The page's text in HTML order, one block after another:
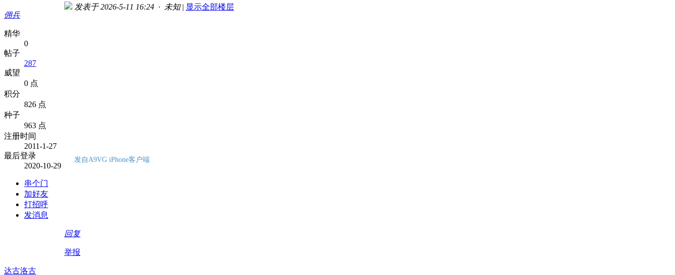
佣兵
精华
0
帖子
287
威望
0 点
积分
826 点
种子
963 点
注册时间
2011-1-27
最后登录
2020-10-29
串个门
加好友
打招呼
发消息
发表于 2026-5-11 16:24 · 未知 | 显示全部楼层
发自A9VG iPhone客户端
回复
举报
达古洛古